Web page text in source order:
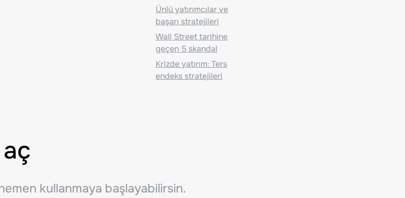
Ünlü yatırımcılar ve
başarı stratejileri
Wall Street tarihine
geçen 5 skandal
Krizde yatırım: Ters
endeks stratejileri
kullanmaya başlayabilirsin.